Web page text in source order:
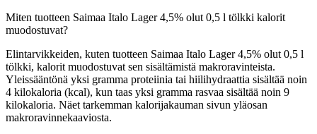
Miten tuotteen Saimaa Italo Lager 4,5% olut 0,5 l tölkki kalorit
muodostuvat?
Elintarvikkeiden, kuten tuotteen Saimaa Italo Lager 4,5% olut 0,5 l
tölkki, kalorit muodostuvat sen sisältämistä makroravinteista.
Yleissääntönä yksi gramma proteiinia tai hiilihydraattia sisältää noin
4 kilokaloria (kcal), kun taas yksi gramma rasvaa sisältää noin 9
kilokaloria. Näet tarkemman kalorijakauman sivun yläosan
makroravinnekaaviosta.